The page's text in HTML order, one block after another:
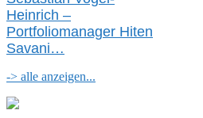
Heinrich –
Portfoliomanager Hiten
Savani…
-> alle anzeigen...